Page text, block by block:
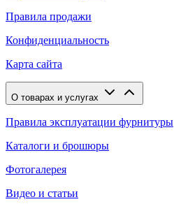
Правила продажи
Конфиденциальность
Карта сайта
О товарах и услугах
Правила эксплуатации фурнитуры
Каталоги и брошюры
Фотогалерея
Видео и статьи